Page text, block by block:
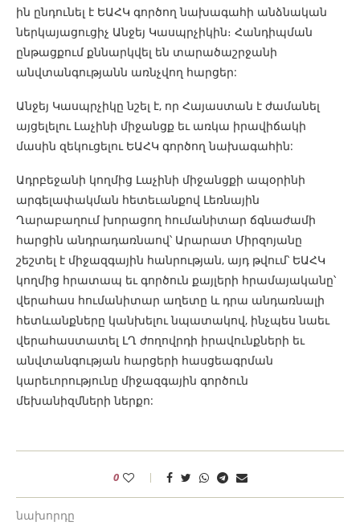
ին ընդունել է ԵԱՀԿ գործող նախագահի անձնական
ներկայացուցիչ Անջեյ Կասպրչիկին։ Հանդիպման
ընթացքում քննարկվել են տարածաշրջանի
անվտանգությանն առնչվող հարցեր:
Անջեյ Կասպրչիկը նշել է, որ Հայաստան է ժամանել
այցելելու Լաչինի միջանցք եւ առկա իրավիճակի
մասին զեկուցելու ԵԱՀԿ գործող նախագահին:
Ադրբեջանի կողմից Լաչինի միջանցքի ապօրինի
արգելափակման հետեւանքով Լեռնային
Ղարաբաղում խորացող հումանիտար ճգնաժամի
հարցին անդրադառնաով՝ Արարատ Միրզոյանը
շեշտել է միջազգային հանրության, այդ թվում՝ ԵԱՀԿ
կողմից հրատապ եւ գործուն քայլերի հրամայականը՝
վերահաս հումանիտար աղետը և դրա անդառնալի
հետևանքները կանխելու նպատակով, ինչպես նաեւ
վերահաստատել ԼՂ ժողովրդի իրավունքների եւ
անվտանգության հարցերի հասցեագրման
կարեւորությունը միջազգային գործուն
մեխանիզմների ներքո:
0
նախորդը